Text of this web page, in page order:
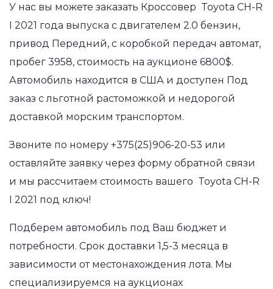
У нас вы можете заказать Кроссовер Toyota CH-R
I 2021 года выпуска с двигателем 2.0 бензин,
привод Передний, с коробкой передач автомат,
пробег 3958, стоимость на аукционе 6800$.
Автомобиль находится в США и доступен Под
заказ с льготной растоможкой и недорогой
доставкой морским транспортом.
Звоните по номеру +375(25)906-20-53 или
оставляйте заявку через форму обратной связи
и мы рассчитаем стоимость вашего Toyota CH-R
I 2021 под ключ!
Подберем автомобиль под Ваш бюджет и
потребности. Срок доставки 1,5-3 месяца в
зависимости от местонахождения лота. Мы
специализируемся на аукционах